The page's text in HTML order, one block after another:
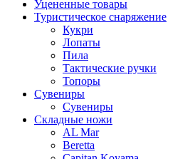
Уцененные товары
Туристическое снаряжение
Кукри
Лопаты
Пила
Тактические ручки
Топоры
Сувениры
Сувениры
Складные ножи
AL Mar
Beretta